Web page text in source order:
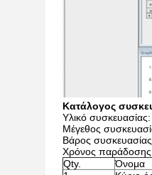
Κατάλογος
Υλικό
Μέγεθος
Βάρος
Χρόνος
Qty.
Όνομα